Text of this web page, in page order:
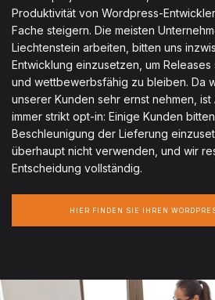
Produktivität von Wordpress-
Fache steigern. Die meisten
Liechtenstein arbeiten, bitten uns
Entwicklung einzusetzen, um
und wettbewerbsfähig zu bleiben. Da
unserer Kunden sehr ernst nehmen, ist
immer strikt opt-in: Einige Kunden
Beschleunigung der Lieferung
überhaupt nicht verwenden, und wir
Entscheidung vollständig.
HIER FINDEN SIE IHREN